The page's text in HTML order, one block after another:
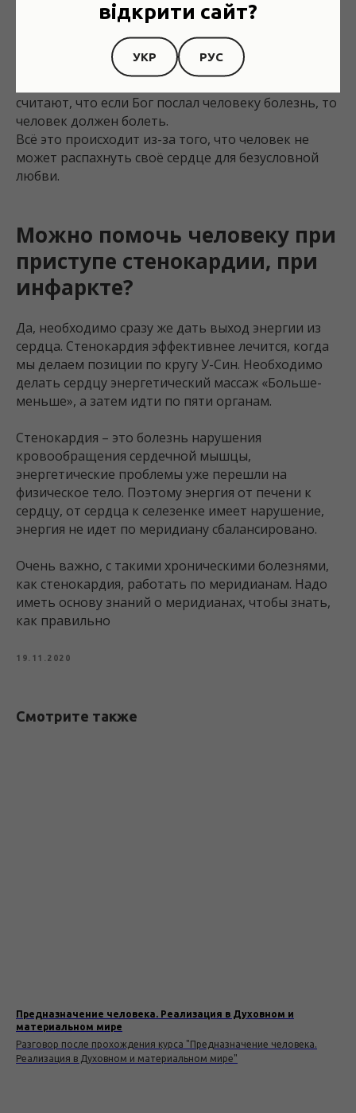
лекарства и врачей. Таким образом, человек
окупает свои грехи деньгами.
Вот насколько у Господа открытое и милосердное
считают, что если Бог послал человеку болезнь, то
человек должен болеть.
Всё это происходит из-за того, что человек не
может распахнуть своё сердце для безусловной
любви.
Можно помочь человеку при
приступе стенокардии, при
инфаркте?
Да, необходимо сразу же дать выход энергии из
сердца. Стенокардия эффективнее лечится, когда
мы делаем позиции по кругу У-Син. Необходимо
делать сердцу энергетический массаж «Больше-
меньше», а затем идти по пяти органам.
Стенокардия – это болезнь нарушения
кровообращения сердечной мышцы,
энергетические проблемы уже перешли на
физическое тело. Поэтому энергия от печени к
сердцу, от сердца к селезенке имеет нарушение,
энергия не идет по меридиану сбалансировано.
Очень важно, с такими хроническими болезнями,
как стенокардия, работать по меридианам. Надо
иметь основу знаний о меридианах, чтобы знать,
как правильно
19.11.2020
Смотрите также
Предназначение человека. Реализация в Духовном и
материальном мире
Разговор после прохождения курса "Предназначение человека.
Реализация в Духовном и материальном мире"
відкрити сайт?
УКР РУС